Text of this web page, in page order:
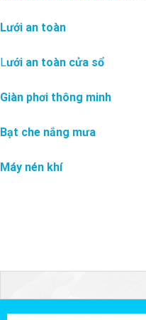
Lưới an toàn
Lưới an toàn cửa sổ
Giàn phơi thông minh
Bạt che nắng mưa
Máy nén khí